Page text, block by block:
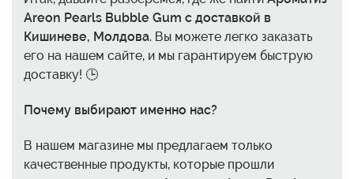
Areon Pearls Bubble Gum с доставкой в
Кишиневе, Молдова. Вы можете легко заказать
его на нашем сайте, и мы гарантируем быструю
доставку! 🕒
Почему выбирают именно нас?
В нашем магазине мы предлагаем только
качественные продукты, которые прошли